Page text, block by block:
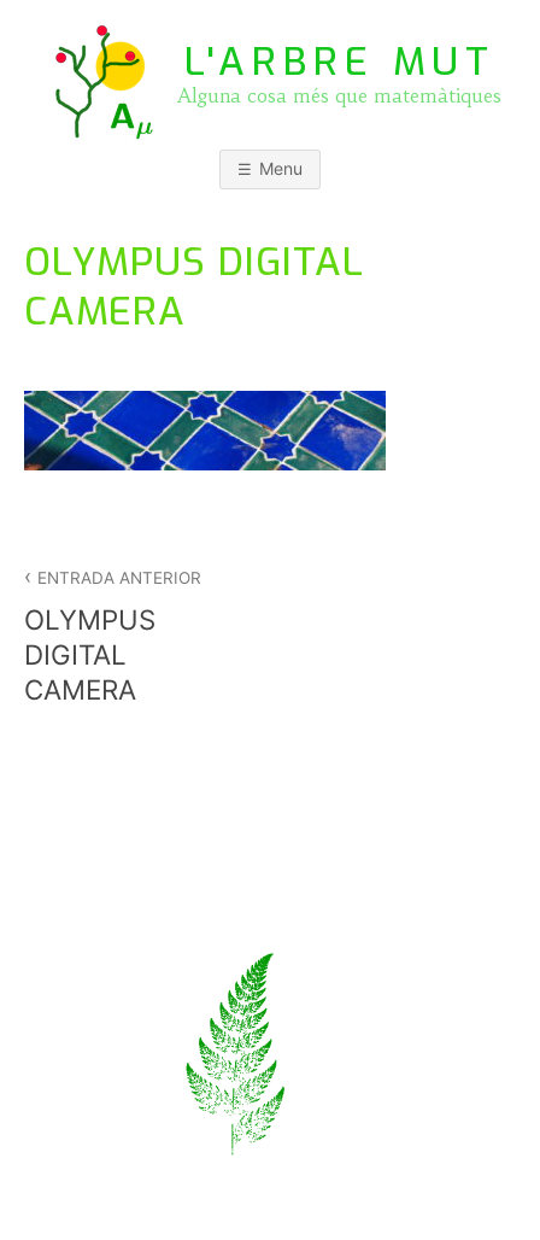
L'ARBRE MUT
Alguna cosa més que matemàtiques
Menu
OLYMPUS DIGITAL
CAMERA
d'entrades
ENTRADA ANTERIOR
OLYMPUS
DIGITAL
CAMERA